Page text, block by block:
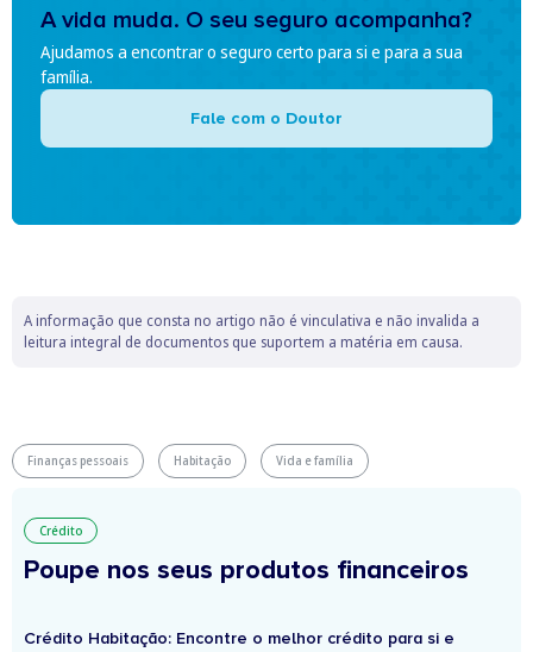
A vida muda. O seu seguro acompanha?
Ajudamos a encontrar o seguro certo para si e para a sua
família.
Fale com o Doutor
A informação que consta no artigo não é vinculativa e não invalida a
leitura integral de documentos que suportem a matéria em causa.
Finanças pessoais Habitação Vida e família
Crédito
Poupe nos seus produtos financeiros
Crédito Habitação: Encontre o melhor crédito para si e